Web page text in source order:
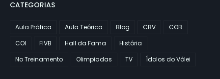
CATEGORIAS
Aula Prática Aula Teórica Blog CBV
COB
COI
FIVB Hall da Fama
História
No Treinamento
Olimpiadas TV Ídolos do Vôlei